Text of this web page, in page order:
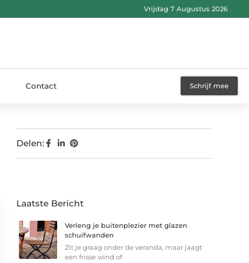
Vrijdag 7 Augustus 2026
Contact Schrijf mee
Delen:
Laatste Bericht
Verleng je buitenplezier met glazen
schuifwanden
Zit je graag onder de veranda, maar jaagt
een frisse wind of